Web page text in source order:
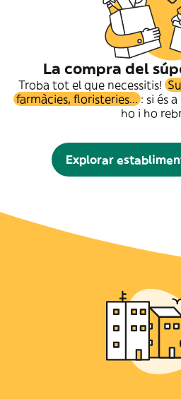
La compra del
Troba tot el que necessitis!
farmàcies, floristeries... : si és
ho i ho
Explorar